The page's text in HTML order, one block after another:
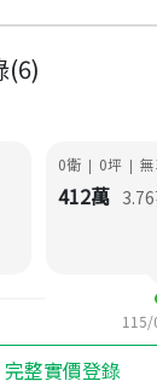
(6)
0衛 | 0坪 |
412萬 3.76
115/
完整實價登錄